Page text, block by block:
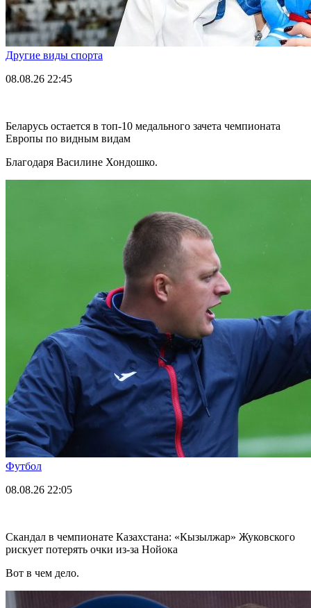
Другие виды спорта
08.08.26 22:45
Беларусь остается в топ-10 медального зачета чемпионата
Европы по видным видам
Благодаря Василине Хондошко.
Футбол
08.08.26 22:05
Скандал в чемпионате Казахстана: «Кызылжар» Жуковского
рискует потерять очки из-за Нойока
Вот в чем дело.